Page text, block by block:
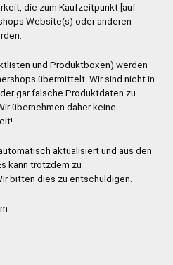
die zum Kaufzeitpunkt [auf
Website(s) oder anderen
und Produktboxen) werden
übermittelt. Wir sind nicht in
gar falsche Produktdaten zu
übernehmen daher keine
aktualisiert und aus den
kann trotzdem zu
bitten dies zu entschuldigen.